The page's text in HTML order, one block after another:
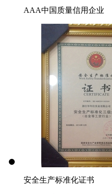
AAA中国质量信用企业
安全生产标准化证书